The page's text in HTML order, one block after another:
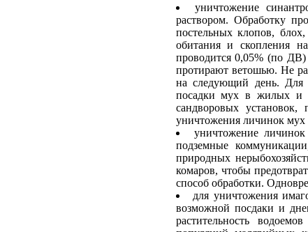
уничтожение
раствором. Обработку
постельных клопов,
обитания и скопления
проводится 0,05% (по
протирают ветошью. Не
на следующий день. Для
посадки мух в жилых и
сандворовых
уничтожения личинок мух
уничтожение
подземные
природных
комаров, чтобы
способ обработки.
для уничтожения
возможной посдаки и
растительность